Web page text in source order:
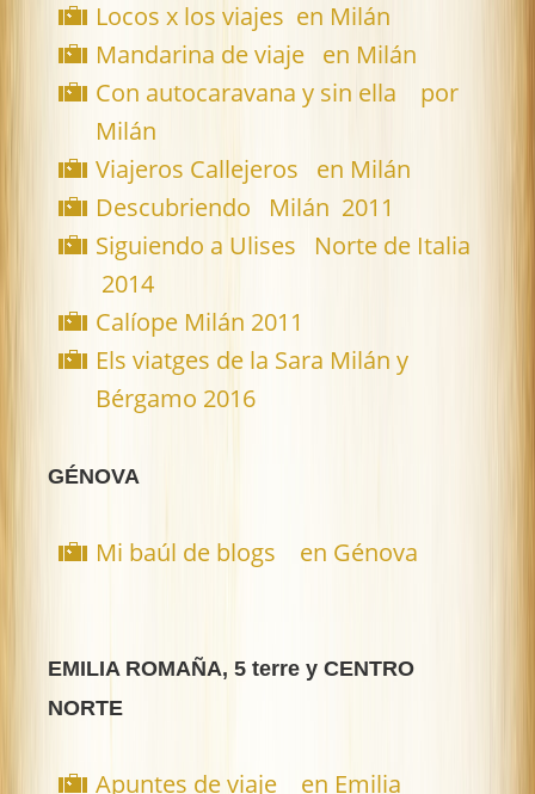
Locos x los viajes en Milán
Mandarina de viaje en Milán
Con autocaravana y sin ella por
Milán
Viajeros Callejeros en Milán
Descubriendo Milán 2011
Siguiendo a Ulises Norte de Italia
2014
Calíope Milán 2011
Els viatges de la Sara Milán y
Bérgamo 2016
GÉNOVA
Mi baúl de blogs en Génova
EMILIA ROMAÑA, 5 terre y CENTRO
NORTE
Apuntes de viaje en Emilia